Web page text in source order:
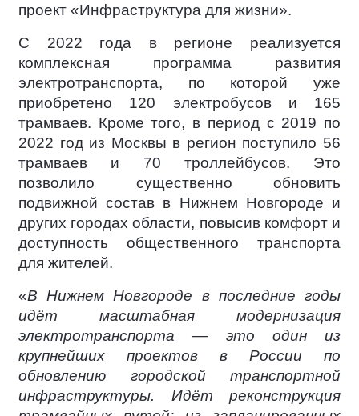
проект «Инфраструктура для жизни».
С 2022 года в регионе реализуется
комплексная программа развития
электротранспорта, по которой уже
приобретено 120 электробусов и 165
трамваев. Кроме того, в период с 2019 по
2022 год из Москвы в регион поступило 56
трамваев и 70 троллейбусов. Это
позволило существенно обновить
подвижной состав в Нижнем Новгороде и
других городах области, повысив комфорт и
доступность общественного транспорта
для жителей.
«В Нижнем Новгороде в последние годы
идёт масштабная модернизация
электротранспорта — это один из
крупнейших проектов в России по
обновлению городской транспортной
инфраструктуры. Идёт реконструкция